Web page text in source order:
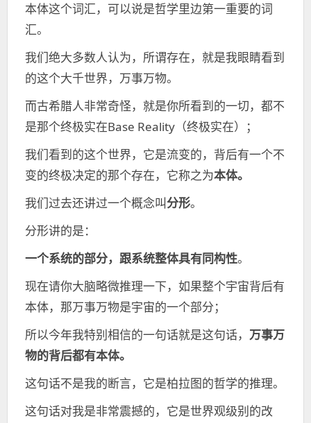
本体这个词汇，可以说是哲学里边第一重要的词
汇。
我们绝大多数人认为，所谓存在，就是我眼睛看到
的这个大千世界，万事万物。
而古希腊人非常奇怪，就是你所看到的一切，都不
是那个终极实在Base Reality（终极实在）；
我们看到的这个世界，它是流变的，背后有一个不
变的终极决定的那个存在，它称之为本体。
我们过去还讲过一个概念叫分形。
分形讲的是：
一个系统的部分，跟系统整体具有同构性。
现在请你大脑略微推理一下，如果整个宇宙背后有
本体，那万事万物是宇宙的一个部分；
所以今年我特别相信的一句话就是这句话， 万事万
物的背后都有本体。
这句话不是我的断言，它是柏拉图的哲学的推理。
这句话对我是非常震撼的，它是世界观级别的改